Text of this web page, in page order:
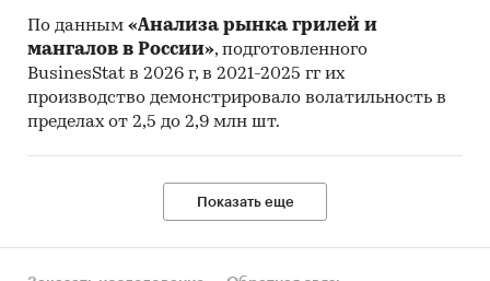
По данным «Анализа рынка грилей и
мангалов в России», подготовленного
BusinesStat в 2026 г, в 2021-2025 гг их
производство демонстрировало волатильность в
пределах от 2,5 до 2,9 млн шт.
Показать еще